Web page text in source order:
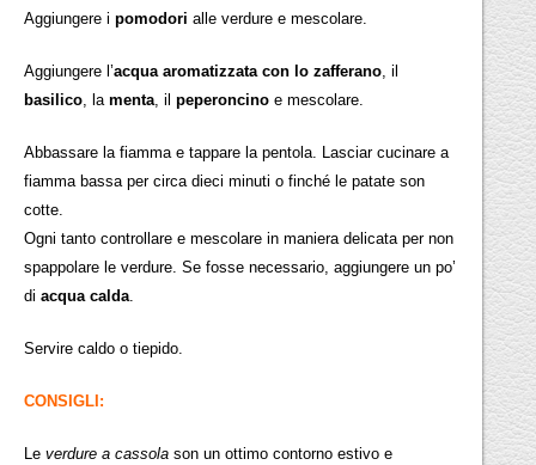
Aggiungere ipomodori alle verdure e mescolare.
Aggiungere l’acqua aromatizzata con lo zafferano, il
basilico, lamenta, ilpeperoncino e mescolare.
Abbassare la fiamma e tappare la pentola. Lasciar cucinare a
fiamma bassa per circa dieci minuti o finché le patate son
cotte.
Ogni tanto controllare e mescolare in maniera delicata per non
spappolare le verdure. Se fosse necessario, aggiungere un po’
diacqua calda.
Servire caldo o tiepido.
CONSIGLI:
Leverdure a cassola son un ottimo contorno estivo e